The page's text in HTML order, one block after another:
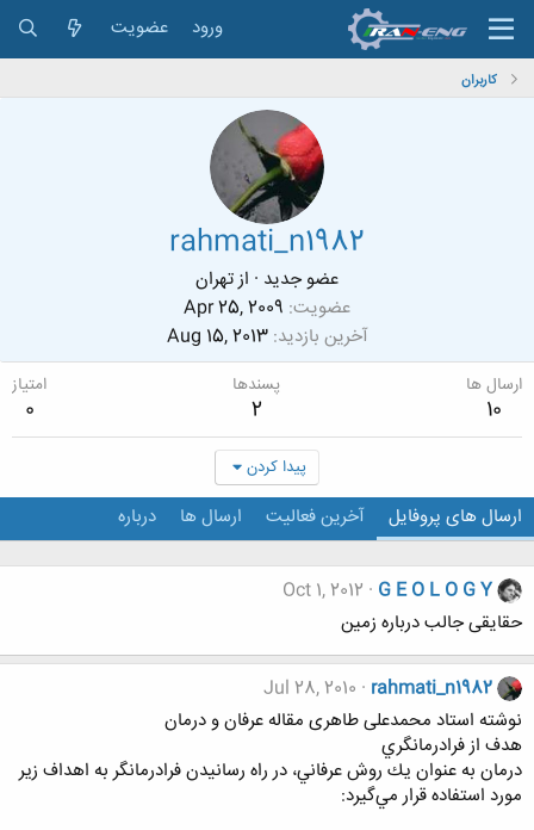
ورود عضویت
کاربران
rahmati_n1982
عضو جدید · ازتهران
عضویت Apr 25, 2009
آخرین بازدید Aug 15, 2013
ارسال ها
10
پسندها
2
امتیاز
0
پیدا کردن
ارسال های پروفایل آخرین فعالیت ارسال ها درباره
G E O L O G Y
Oct 1, 2012
حقایقی جالب درباره زمین
rahmati_n1982
Jul 28, 2010
نوشته استاد محمدعلی طاهری مقاله عرفان و درمان
هدف از فرادرمانگري
درمان به ‌عنوان يك روش عرفاني، در راه رسانيدن فرادرمانگر به اهداف زير
مورد استفاده قرار مي‌گيرد: